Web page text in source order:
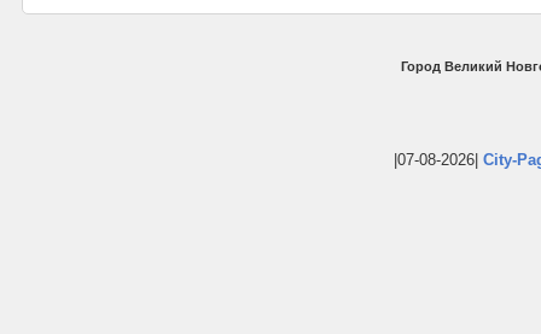
Город Великий
|07-08-2026| City-